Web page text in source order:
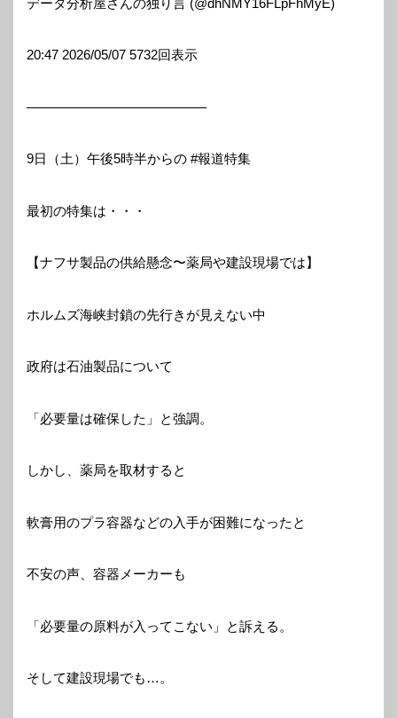
20:47 2026/05/07 5732回表示
—————————————–
9日（土）午後5時半からの #報道特集
最初の特集は・・・
【ナフサ製品の供給懸念〜薬局や建設現場では】
ホルムズ海峡封鎖の先行きが見えない中
政府は石油製品について
「必要量は確保した」と強調。
しかし、薬局を取材すると
軟膏用のプラ容器などの入手が困難になったと
不安の声、容器メーカーも
「必要量の原料が入ってこない」と訴える。
そして建設現場でも…。